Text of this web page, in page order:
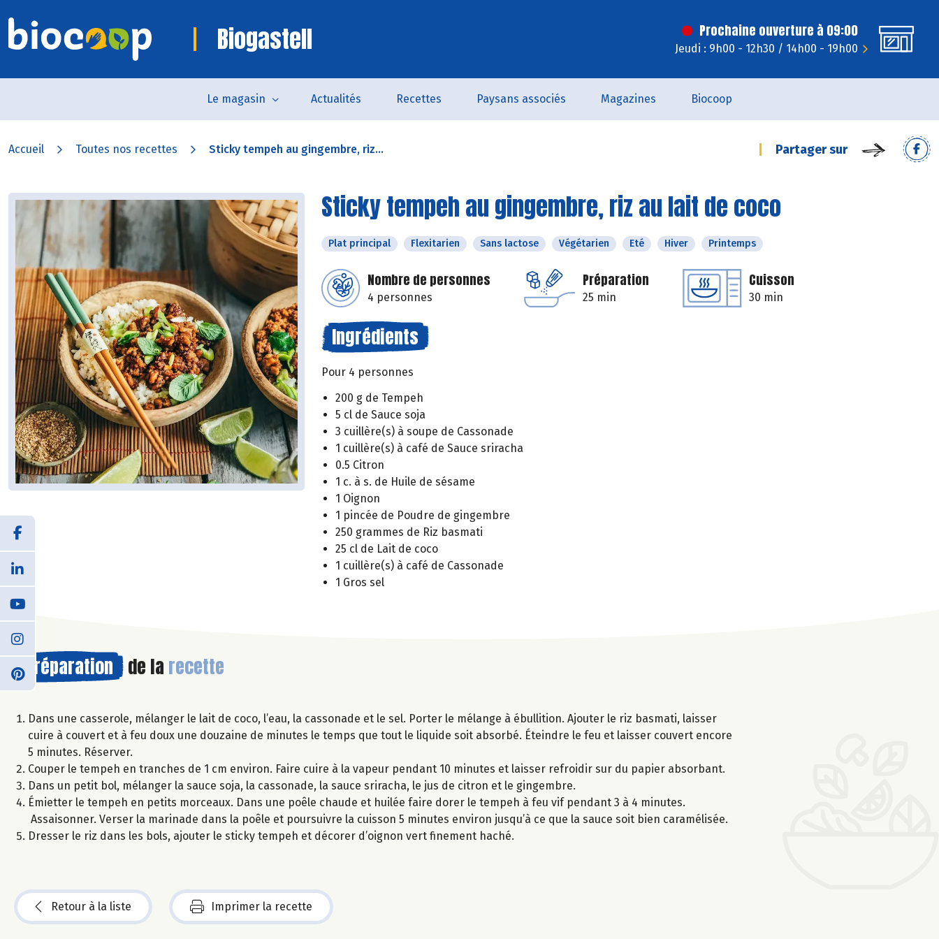
Biogastell Prochaine ouverture à 09:00
Jeudi : 9h00 - 12h30 / 14h00 - 19h00
Le magasin Actualités Recettes Paysans associés Magazines Biocoop
Accueil Toutes nos recettes Sticky tempeh au gingembre, riz... Partager sur
Sticky tempeh au gingembre, riz au lait de coco
Plat principal Flexitarien Sans lactose Végétarien Eté Hiver Printemps
Nombre de personnes
4 personnes
Préparation
25 min
Cuisson
30 min
Ingrédients
Pour 4 personnes
200 g de Tempeh
5 cl de Sauce soja
3 cuillère(s) à soupe de Cassonade
1 cuillère(s) à café de Sauce sriracha
0.5 Citron
1 c. à s. de Huile de sésame
1 Oignon
1 pincée de Poudre de gingembre
250 grammes de Riz basmati
25 cl de Lait de coco
1 cuillère(s) à café de Cassonade
1 Gros sel
Préparation de la recette
Dans une casserole, mélanger le lait de coco, l’eau, la cassonade et le sel. Porter le mélange à ébullition. Ajouter le riz basmati, laisser
cuire à couvert et à feu doux une douzaine de minutes le temps que tout le liquide soit absorbé. Éteindre le feu et laisser couvert encore
5 minutes. Réserver.
Couper le tempeh en tranches de 1 cm environ. Faire cuire à la vapeur pendant 10 minutes et laisser refroidir sur du papier absorbant.
Dans un petit bol, mélanger la sauce soja, la cassonade, la sauce sriracha, le jus de citron et le gingembre.
Émietter le tempeh en petits morceaux. Dans une poêle chaude et huilée faire dorer le tempeh à feu vif pendant 3 à 4 minutes.
Assaisonner. Verser la marinade dans la poêle et poursuivre la cuisson 5 minutes environ jusqu’à ce que la sauce soit bien caramélisée.
Dresser le riz dans les bols, ajouter le sticky tempeh et décorer d’oignon vert finement haché.
Retour à la liste Imprimer la recette